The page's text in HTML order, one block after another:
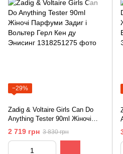
−29%
Zadig & Voltaire Girls Can Do
Anything Tester 90ml Жіночі
Парфуми Задиг і Вольтер Герл
Кен ду Энисинг
2 719 грн 3 830 грн